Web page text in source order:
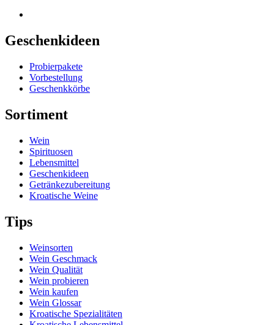
Geschenkideen
Probierpakete
Vorbestellung
Geschenkkörbe
Sortiment
Wein
Spirituosen
Lebensmittel
Geschenkideen
Getränkezubereitung
Kroatische Weine
Tips
Weinsorten
Wein Geschmack
Wein Qualität
Wein probieren
Wein kaufen
Wein Glossar
Kroatische Spezialitäten